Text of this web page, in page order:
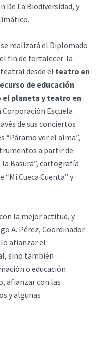
De La Biodiversidad, y
realizará el Diplomado
el fin de fortalecer la
desde el teatro en
de educación
planeta y teatro en
Corporación Escuela
de sus conciertos
“Páramo ver el alma”,
a partir de
Basura”, cartografía
Cueca Cuenta” y
la mejor actitud, y
A. Pérez, Coordinador
afianzar el
sino también
o educación
afianzar con las
y algunas